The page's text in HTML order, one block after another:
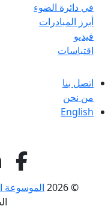
في دائرة الضوء
أبرز المبادرات
فيديو
اقتباسات
اتصل بنا
من نحن
English
© 2026 الموسوعة